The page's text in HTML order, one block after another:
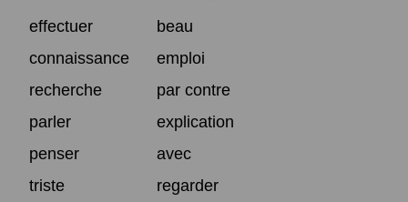
effectuer
beau
connaissance
emploi
recherche
par contre
parler
explication
penser
avec
triste
regarder